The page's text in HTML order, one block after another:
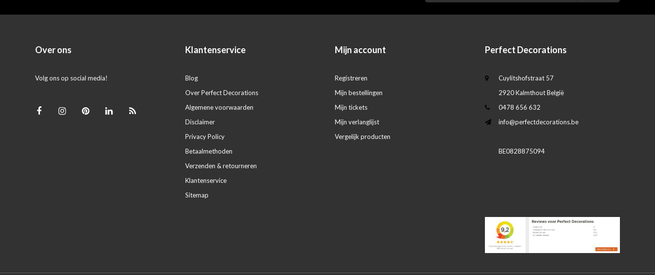
Over ons
Volg ons op social media!
Klantenservice
Blog
Over Perfect Decorations
Algemene voorwaarden
Disclaimer
Privacy Policy
Betaalmethoden
Verzenden & retourneren
Klantenservice
Sitemap
Mijn account
Registreren
Mijn bestellingen
Mijn tickets
Mijn verlanglijst
Vergelijk producten
Perfect Decorations
Cuylitshofstraat 57
2920 Kalmthout België
0478 656 632
info@perfectdecorations.be
BE0828875094